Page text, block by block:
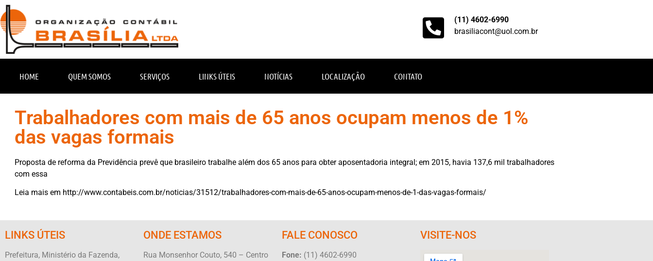
(11) 4602-6990
brasiliacont@uol.com.br
HOME QUEM SOMOS SERVIÇOS LINKS ÚTEIS NOTÍCIAS LOCALIZAÇÃO CONTATO
Trabalhadores com mais de 65 anos ocupam menos de 1%
das vagas formais
Proposta de reforma da Previdência prevê que brasileiro trabalhe além dos 65 anos para obter aposentadoria integral; em 2015, havia 137,6 mil trabalhadores
com essa
Leia mais em http://www.contabeis.com.br/noticias/31512/trabalhadores-com-mais-de-65-anos-ocupam-menos-de-1-das-vagas-formais/
LINKS ÚTEIS
Prefeitura, Ministério da Fazenda,
ONDE ESTAMOS
Rua Monsenhor Couto, 540 – Centro
FALE CONOSCO
Fone: (11) 4602-6990
VISITE-NOS